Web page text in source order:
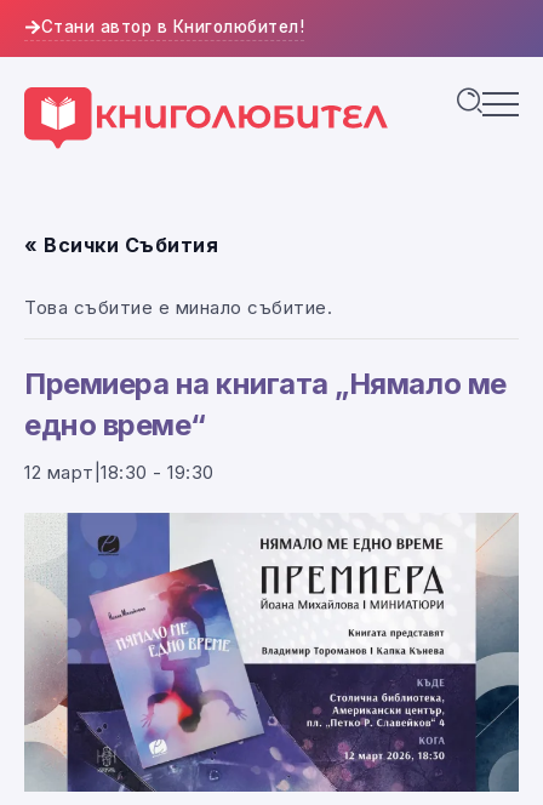
Стани автор в Книголюбител!
« Всички Събития
Това събитие е минало събитие.
Премиера на книгата „Нямало ме
едно време“
12 март|18:30 - 19:30